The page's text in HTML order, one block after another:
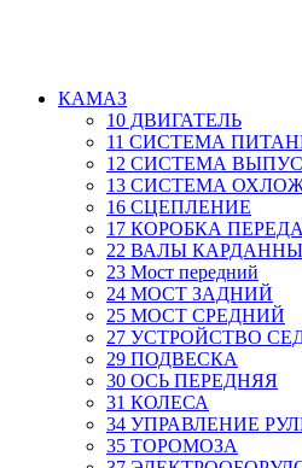
КАМАЗ
10 ДВИГАТЕЛЬ
11 СИСТЕМА
12 СИСТЕМА
13 СИСТЕМА
16 СЦЕПЛЕНИЕ
17 КОРОБКА
22 ВАЛЫ
23 Мост передний
24 МОСТ ЗАДНИЙ
25 МОСТ СРЕДНИЙ
27 УСТРОЙСТВО
29 ПОДВЕСКА
30 ОСЬ ПЕРЕДНЯЯ
31 КОЛЕСА
34 УПРАВЛЕНИЕ
35 ТОРОМОЗА